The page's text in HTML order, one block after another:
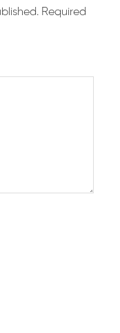
Required